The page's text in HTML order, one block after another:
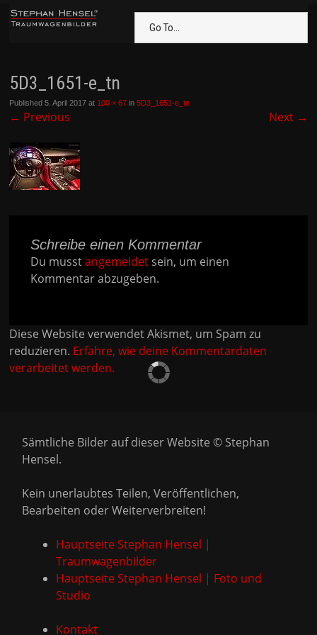
Go To...
5D3_1651-e_tn
Published5. April 2017 at 100 × 67 in5D3_1651-e_tn
← Previous Next →
Schreibe einen Kommentar
Du musstangemeldet sein, um einen
Kommentar abzugeben.
Diese Website verwendet Akismet, um Spam zu
reduzieren. Erfahre, wie deine Kommentardaten
verarbeitet werden.
Sämtliche Bilder auf dieser Website © Stephan
Hensel.
Kein unerlaubtes Teilen, Veröffentlichen,
Bearbeiten oder Weiterverbreiten!
Hauptseite Stephan Hensel |
Traumwagenbilder
Hauptseite Stephan Hensel | Foto und
Studio
Kontakt